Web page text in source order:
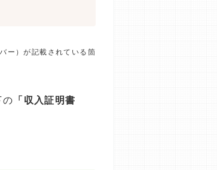
ー）が記載されている箇
の 「収入証明書